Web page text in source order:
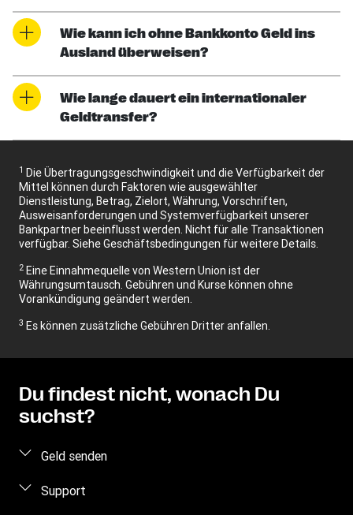
Wie kann ich ohne Bankkonto Geld ins
Ausland überweisen?
Wie lange dauert ein internationaler
Geldtransfer?
1 Die Übertragungsgeschwindigkeit und die Verfügbarkeit der
Mittel können durch Faktoren wie ausgewählter
Dienstleistung, Betrag, Zielort, Währung, Vorschriften,
Ausweisanforderungen und Systemverfügbarkeit unserer
Bankpartner beeinflusst werden. Nicht für alle Transaktionen
verfügbar. Siehe Geschäftsbedingungen für weitere Details.
2 Eine Einnahmequelle von Western Union ist der
Währungsumtausch. Gebühren und Kurse können ohne
Vorankündigung geändert werden.
3 Es können zusätzliche Gebühren Dritter anfallen.
Du findest nicht, wonach Du
suchst?
Geld senden
Geld online senden
Support